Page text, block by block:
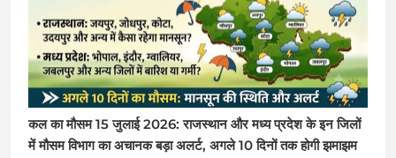
कल का मौसम 15 जुलाई 2026: राजस्थान और मध्य प्रदेश के इन जिलों
में मौसम विभाग का अचानक बड़ा अलर्ट, अगले 10 दिनों तक होगी झमाझम